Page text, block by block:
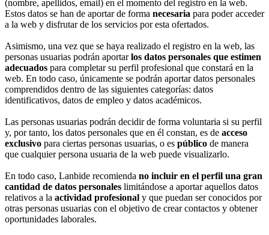
(nombre, apellidos, email) en el momento del registro en la web.
Estos datos se han de aportar de forma necesaria para poder acceder
a la web y disfrutar de los servicios por esta ofertados.
Asimismo, una vez que se haya realizado el registro en la web, las
personas usuarias podrán aportarlos datos personales que estimen
adecuados para completar su perfil profesional que constará en la
web. En todo caso, únicamente se podrán aportar datos personales
comprendidos dentro de las siguientes categorías: datos
identificativos, datos de empleo y datos académicos.
Las personas usuarias podrán decidir de forma voluntaria si su perfil
y, por tanto, los datos personales que en él constan, es de acceso
exclusivo para ciertas personas usuarias, o es público de manera
que cualquier persona usuaria de la web puede visualizarlo.
En todo caso, Lanbide recomienda no incluir en el perfil una gran
cantidad de datos personales limitándose a aportar aquellos datos
relativos a la actividad profesional y que puedan ser conocidos por
otras personas usuarias con el objetivo de crear contactos y obtener
oportunidades laborales.